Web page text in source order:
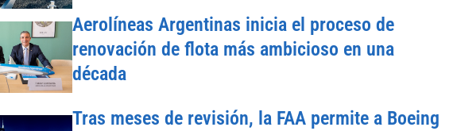
Aerolíneas Argentinas inicia el proceso de
renovación de flota más ambicioso en una
década
Tras meses de revisión, la FAA permite a Boeing